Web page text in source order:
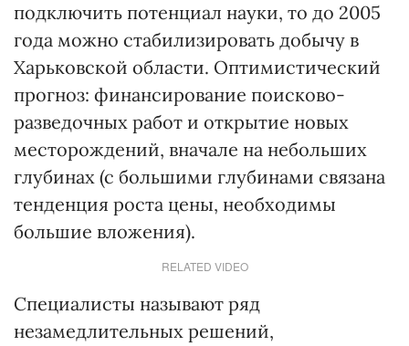
подключить потенциал науки, то до 2005
года можно стабилизировать добычу в
Харьковской области. Оптимистический
прогноз: финансирование поисково-
разведочных работ и открытие новых
месторождений, вначале на небольших
глубинах (с большими глубинами связана
тенденция роста цены, необходимы
большие вложения).
RELATED VIDEO
Специалисты называют ряд
незамедлительных решений,